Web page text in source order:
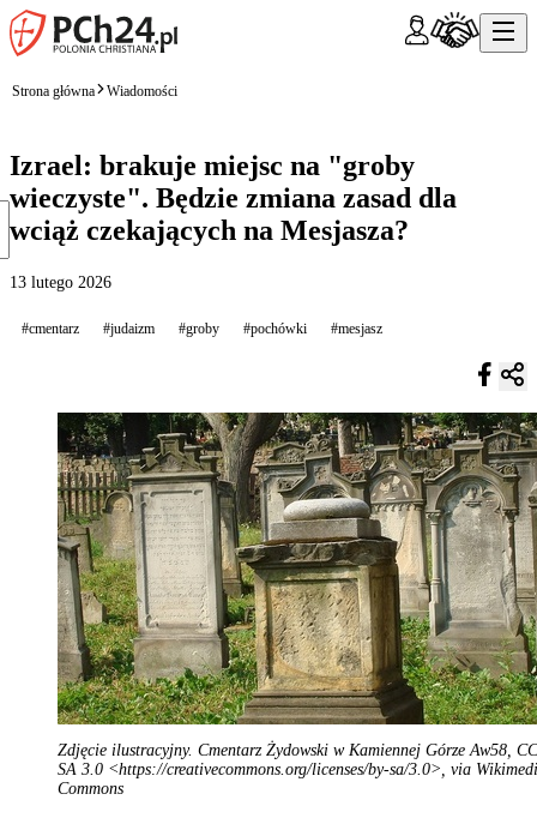
Strona główna Wiadomości
Izrael: brakuje miejsc na "groby
wieczyste". Będzie zmiana zasad dla
wciąż czekających na Mesjasza?
13 lutego 2026
#cmentarz #judaizm #groby #pochówki #mesjasz
Zdjęcie ilustracyjny. Cmentarz Żydowski w Kamiennej Górze Aw58,
SA 3.0 <https://creativecommons.org/licenses/by-sa/3.0>, via
Commons